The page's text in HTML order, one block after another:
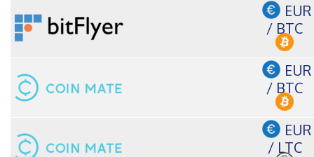
EUR
/ BTC
EUR
/ BTC
EUR
/ LTC